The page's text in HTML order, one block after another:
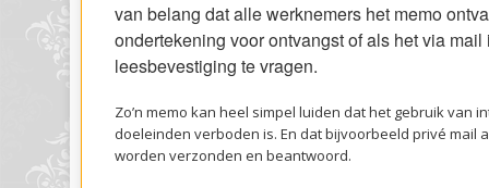
van belang dat alle werknemers het memo
ondertekening voor ontvangst of als het via
leesbevestiging te vragen.
Zo’n memo kan heel simpel luiden dat het gebruik van
doeleinden verboden is. En dat bijvoorbeeld privé mail
worden verzonden en beantwoord.